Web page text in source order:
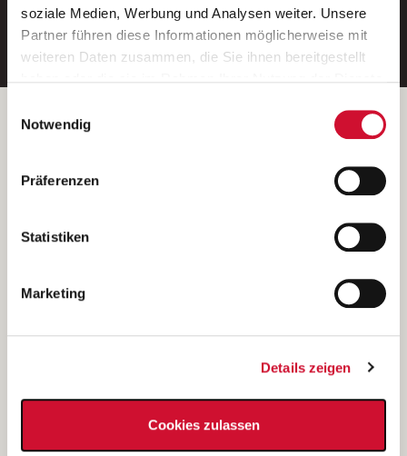
soziale Medien, Werbung und Analysen weiter. Unsere
Partner führen diese Informationen möglicherweise mit
weiteren Daten zusammen, die Sie ihnen bereitgestellt
Wenn Sie auf „Cookies zulassen“ klicken, so stimmen
Sie der Speicherung sämtlicher Cookies zu. Sie können
Ihre Einwilligung selbstverständlich jederzeit widerrufen,
indem Sie die Cookie-Einstellungen aufrufen und diese
unsererDatenschutzerklärung
Notwendig
Präferenzen
Statistiken
Marketing
Details zeigen
Cookies zulassen
E-Mail-Adresse eintragen
Betreiber der Webseite
Kantstraße 45a
(Ein Tochterunternehmen des AWO Bezirksverbandes Unterfranken
e.V.)
Bewerbung als Altenpflegehelfer*in
Bewerbung als Erzieher*in